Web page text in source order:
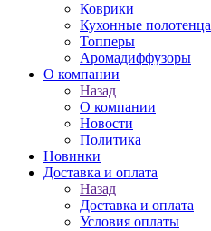
Коврики
Кухонные полотенца
Топперы
Аромадиффузоры
О компании
Назад
О компании
Новости
Политика
Новинки
Доставка и оплата
Назад
Доставка и оплата
Условия оплаты